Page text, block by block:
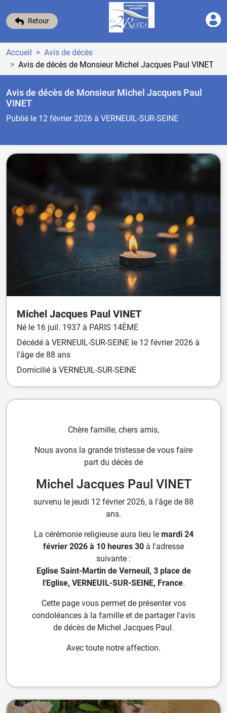
Retour
Accueil
Avis de décès
Avis de décès de Monsieur Michel Jacques Paul VINET
Avis de décès de Monsieur Michel Jacques Paul
VINET
Publié le 12 février 2026 à VERNEUIL-SUR-SEINE
Michel Jacques Paul VINET
Né le 16 juil. 1937 à PARIS 14ÈME
Décédé à VERNEUIL-SUR-SEINE le 12 février 2026 à
l'âge de 88 ans
Domicilié à VERNEUIL-SUR-SEINE
Chère famille, chers amis,
Nous avons la grande tristesse de vous faire
part du décès de
Michel Jacques Paul VINET
survenu le jeudi 12 février 2026, à l'âge de 88
ans.
La cérémonie religieuse aura lieu le mardi 24
février 2026 à 10 heures 30 à l'adresse
suivante :
Eglise Saint-Martin de Verneuil, 3 place de
l'Eglise, VERNEUIL-SUR-SEINE, France.
Cette page vous permet de présenter vos
condoléances à la famille et de partager l'avis
de décès de Michel Jacques Paul.
Avec toute notre affection.